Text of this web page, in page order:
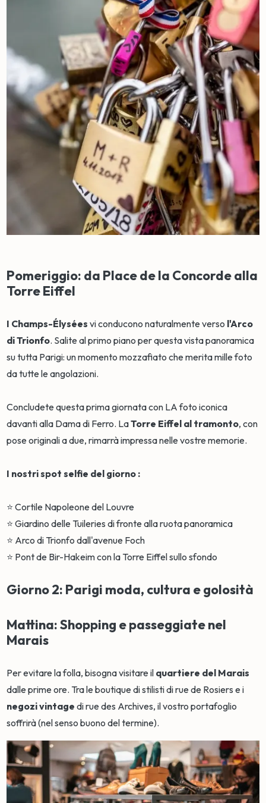
Pomeriggio: da Place de la Concorde alla
Torre Eiffel
I Champs-Élysées vi conducono naturalmente verso l'Arco
di Trionfo. Salite al primo piano per questa vista panoramica
su tutta Parigi: un momento mozzafiato che merita mille foto
da tutte le angolazioni.
Concludete questa prima giornata con LA foto iconica
davanti alla Dama di Ferro. LaTorre Eiffel al tramonto, con
pose originali a due, rimarrà impressa nelle vostre memorie.
I nostri spot selfie del giorno :
⭐ Cortile Napoleone del Louvre
⭐ Giardino delle Tuileries di fronte alla ruota panoramica
⭐ Arco di Trionfo dall'avenue Foch
⭐ Pont de Bir-Hakeim con la Torre Eiffel sullo sfondo
Giorno 2: Parigi moda, cultura e golosità
Mattina: Shopping e passeggiate nel
Marais
Per evitare la folla, bisogna visitare il quartiere del Marais
dalle prime ore. Tra le boutique di stilisti di rue de Rosiers e i
negozi vintage di rue des Archives, il vostro portafoglio
soffrirà (nel senso buono del termine).